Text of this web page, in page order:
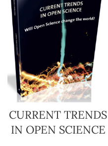
CURRENT TRENDS
IN OPEN SCIENCE